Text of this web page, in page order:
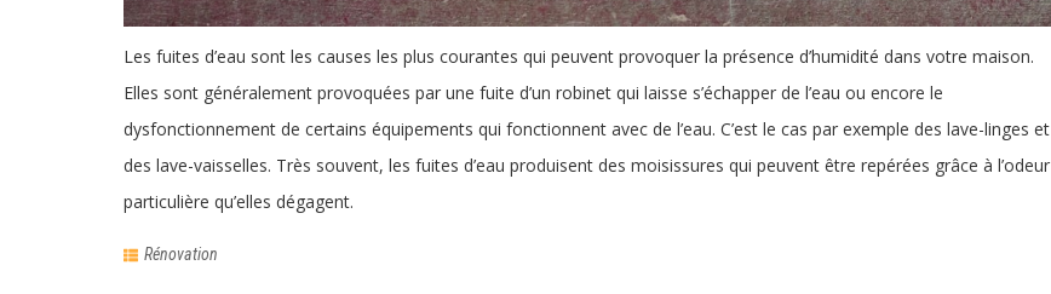
Les fuites d’eau sont les causes les plus courantes qui peuvent provoquer la présence d’humidité dans votre maison.
Elles sont généralement provoquées par une fuite d’un robinet qui laisse s’échapper de l’eau ou encore le
dysfonctionnement de certains équipements qui fonctionnent avec de l’eau. C’est le cas par exemple des lave-linges et
des lave-vaisselles. Très souvent, les fuites d’eau produisent des moisissures qui peuvent être repérées grâce à l’odeur
particulière qu’elles dégagent.
Rénovation